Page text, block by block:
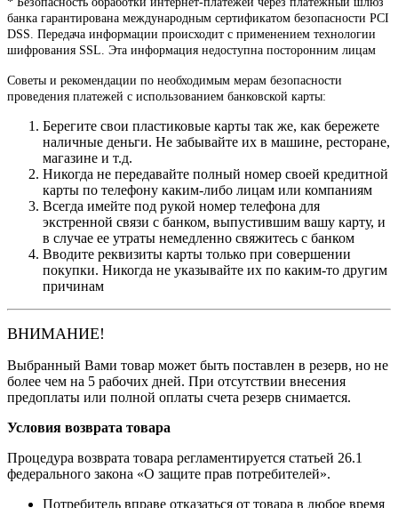
банка гарантирована международным сертификатом безопасности PCI
DSS. Передача информации происходит с применением технологии
шифрования SSL. Эта информация недоступна посторонним лицам
Советы и рекомендации по необходимым мерам безопасности
проведения платежей с использованием банковской карты:
Берегите свои пластиковые карты так же, как бережете
наличные деньги. Не забывайте их в машине, ресторане,
магазине и т.д.
Никогда не передавайте полный номер своей кредитной
карты по телефону каким-либо лицам или компаниям
Всегда имейте под рукой номер телефона для
экстренной связи с банком, выпустившим вашу карту, и
в случае ее утраты немедленно свяжитесь с банком
Вводите реквизиты карты только при совершении
покупки. Никогда не указывайте их по каким-то другим
причинам
ВНИМАНИЕ!
Выбранный Вами товар может быть поставлен в резерв, но не
более чем на 5 рабочих дней. При отсутствии внесения
предоплаты или полной оплаты счета резерв снимается.
Условия возврата товара
Процедура возврата товара регламентируется статьей 26.1
федерального закона «О защите прав потребителей».
Потребитель вправе отказаться от товара в любое время